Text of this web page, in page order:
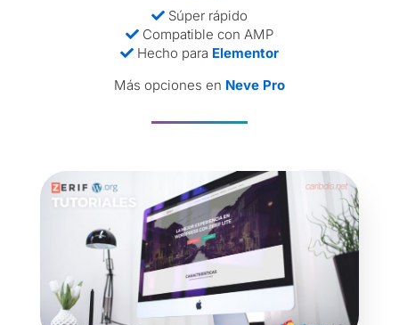
Súper rápido
Compatible con AMP
Hecho para Elementor
Más opciones en Neve Pro